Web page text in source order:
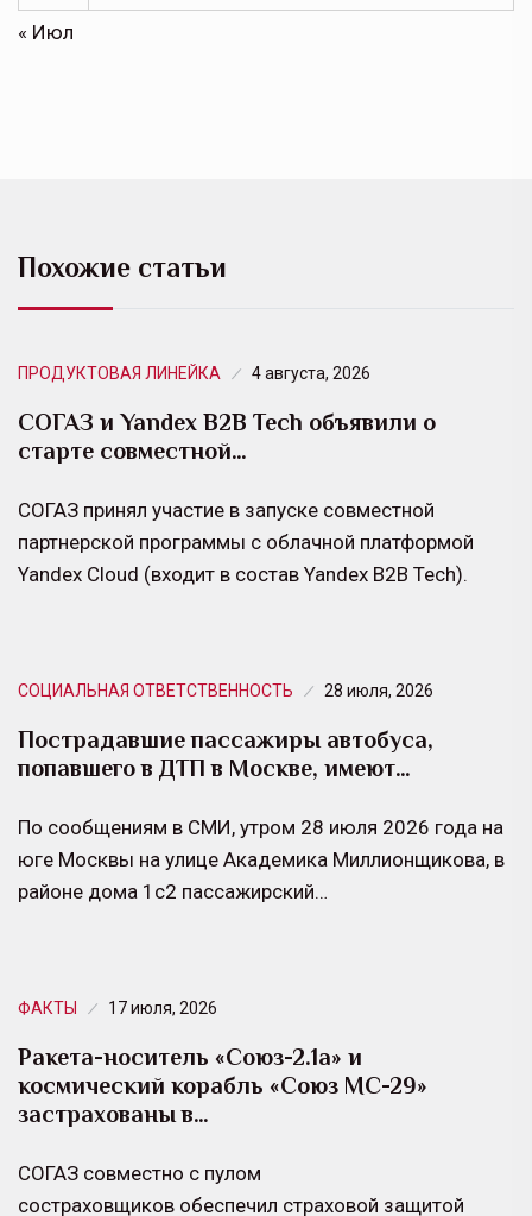
« Июл
Похожие статьи
ПРОДУКТОВАЯ ЛИНЕЙКА 4 августа, 2026
СОГАЗ и Yandex B2B Tech объявили о
старте совместной…
СОГАЗ принял участие в запуске совместной
партнерской программы с облачной платформой
Yandex Cloud (входит в состав Yandex B2B Tech).
СОЦИАЛЬНАЯ ОТВЕТСТВЕННОСТЬ 28 июля, 2026
Пострадавшие пассажиры автобуса,
попавшего в ДТП в Москве, имеют…
По сообщениям в СМИ, утром 28 июля 2026 года на
юге Москвы на улице Академика Миллионщикова, в
районе дома 1с2 пассажирский…
ФАКТЫ 17 июля, 2026
Ракета-носитель «Союз-2.1а» и
космический корабль «Союз МС-29»
застрахованы в…
СОГАЗ совместно с пулом
состраховщиков обеспечил страховой защитой